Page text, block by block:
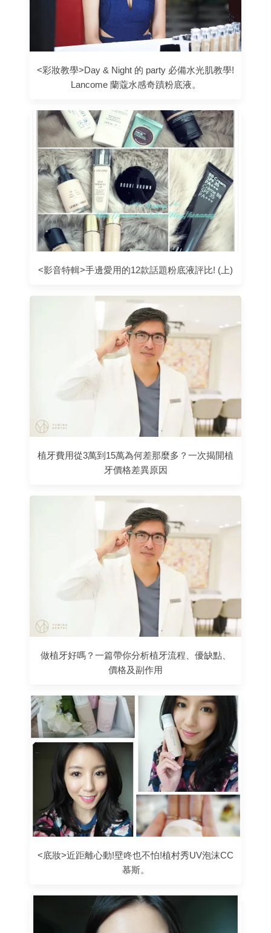
<彩妝教學>Day & Night 的 party 必備水光肌教學!
Lancome 蘭蔻水感奇蹟粉底液。
<影音特輯>手邊愛用的12款話題粉底液評比! (上)
植牙費用從3萬到15萬為何差那麼多？一次揭開植
牙價格差異原因
做植牙好嗎？一篇帶你分析植牙流程、優缺點、
價格及副作用
<底妝>近距離心動!壁咚也不怕!植村秀UV泡沫CC
慕斯。